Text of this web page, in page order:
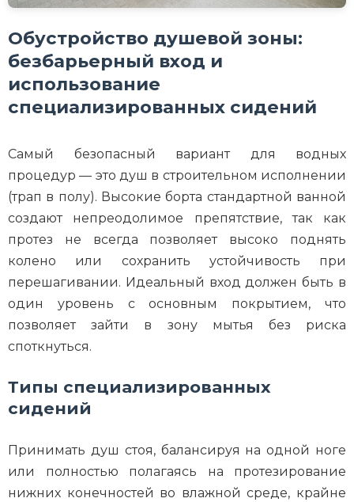
Обустройство душевой зоны:
безбарьерный вход и
использование
специализированных сидений
Самый безопасный вариант для водных
процедур — это душ в строительном исполнении
(трап в полу). Высокие борта стандартной ванной
создают непреодолимое препятствие, так как
протез не всегда позволяет высоко поднять
колено или сохранить устойчивость при
перешагивании. Идеальный вход должен быть в
один уровень с основным покрытием, что
позволяет зайти в зону мытья без риска
споткнуться.
Типы специализированных
сидений
Принимать душ стоя, балансируя на одной ноге
или полностью полагаясь на протезирование
нижних конечностей во влажной среде, крайне